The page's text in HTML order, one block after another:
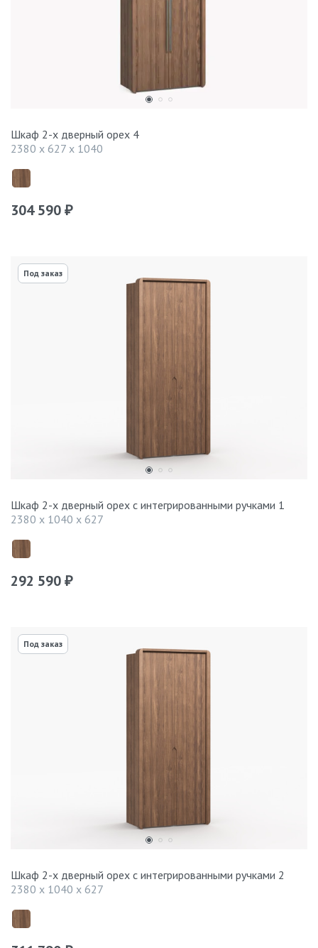
Шкаф 2-х дверный орех 4
2380 x 627 x 1040
304 590 ₽
Под заказ
Шкаф 2-х дверный орех с интегрированными ручками 1
2380 x 1040 x 627
292 590 ₽
Под заказ
Шкаф 2-х дверный орех с интегрированными ручками 2
2380 x 1040 x 627